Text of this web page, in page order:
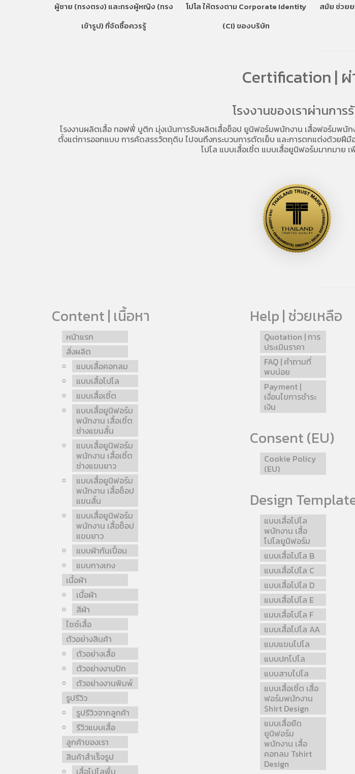
ผู้ชาย (ทรงตรง) และทรงผู้หญิง (ทรง
เข้ารูป) ที่จัดซื้อควรรู้
โปโล ให้ตรงตาม Corporate Identity
(CI) ของบริษัท
สมัย ช่วย
Certification |
โรงงานของเราผ่านกา
โรงงานผลิตเสื้อ ทอฟฟี่ บูติก มุ่งเน้นการรับผลิตเสื้อช็อป ยูนิฟอร์มพนักงาน เสื้อฟอร์มพนัก
ตั้งแต่การออกแบบ การคัดสรรวัตถุดิบ ไปจนถึงกระบวนการตัดเย็บ และการตกแต่งด้วยฝี
โปโล แบบเสื้อเชิ้ต แบบเสื้อยูนิฟอร์มมากมาย
Content | เนื้อหา
หน้าแรก
สั่งผลิต
แบบเสื้อคอกลม
แบบเสื้อโปโล
แบบเสื้อเชิ้ต
แบบเสื้อยูนิฟอร์ม
พนักงาน เสื้อเชิ้ต
ช่างแขนสั้น
แบบเสื้อยูนิฟอร์ม
พนักงาน เสื้อเชิ้ต
ช่างแขนยาว
แบบเสื้อยูนิฟอร์ม
พนักงาน เสื้อช็อป
แขนสั้น
แบบเสื้อยูนิฟอร์ม
พนักงาน เสื้อช็อป
แขนยาว
แบบผ้ากันเปื้อน
แบบกางเกง
เนื้อผ้า
เนื้อผ้า
สีผ้า
ไซซ์เสื้อ
ตัวอย่างสินค้า
ตัวอย่างเสื้อ
ตัวอย่างงานปัก
ตัวอย่างงานพิมพ์
รูปรีวิว
รูปรีวิวจากลูกค้า
รีวิวแบบเสื้อ
ลูกค้าของเรา
สินค้าสำเร็จรูป
เสื้อโปโลพื้น
Help | ช่วยเหลือ
Quotation | การ
ประเมินราคา
FAQ | คำถามที่
พบบ่อย
Payment |
เงื่อนไขการชำระ
เงิน
Consent (EU)
Cookie Policy
(EU)
Design
แบบเสื้อโปโล
พนักงาน เสื้อ
โปโลยูนิฟอร์ม
แบบเสื้อโปโล B
แบบเสื้อโปโล C
แบบเสื้อโปโล D
แบบเสื้อโปโล E
แบบเสื้อโปโล F
แบบเสื้อโปโล AA
แบบแขนโปโล
แบบปกโปโล
แบบสาบโปโล
แบบเสื้อเชิ้ต เสื้อ
ฟอร์มพนักงาน
Shirt Design
แบบเสื้อยืด
ยูนิฟอร์ม
พนักงาน เสื้อ
คอกลม Tshirt
Design